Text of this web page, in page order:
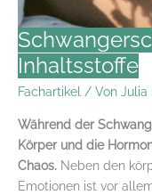
Inhaltsstoffe
Fachartikel / Von Julia
Während der
Körper und die
Chaos. Neben den
Emotionen ist vor